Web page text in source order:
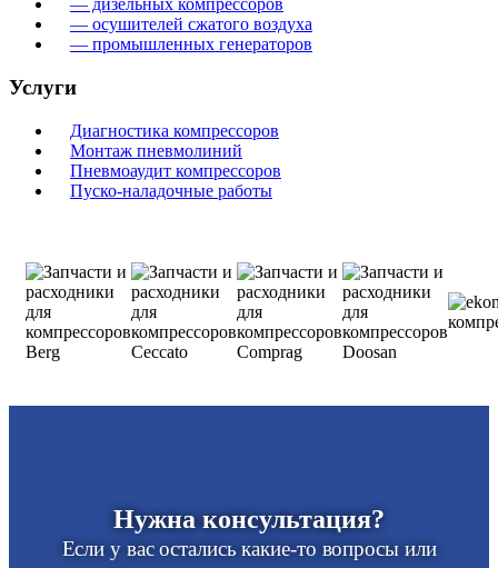
— дизельных компрессоров
— осушителей сжатого воздуха
— промышленных генераторов
Услуги
Диагностика компрессоров
Монтаж пневмолиний
Пневмоаудит компрессоров
Пуско-наладочные работы
Нужна консультация?
Если у вас остались какие-то вопросы или